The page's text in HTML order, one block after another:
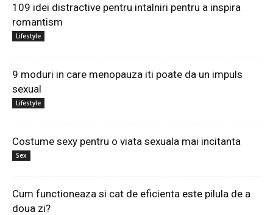
109 idei distractive pentru intalniri pentru a inspira
romantism
Lifestyle
9 moduri in care menopauza iti poate da un impuls
sexual
Lifestyle
Costume sexy pentru o viata sexuala mai incitanta
Sex
Cum functioneaza si cat de eficienta este pilula de a
doua zi?